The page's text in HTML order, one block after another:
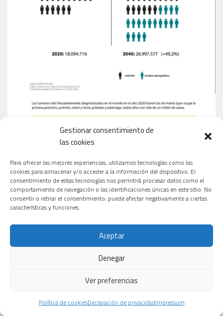
Gestionar consentimiento de
las cookies
Para ofrecer las mejores experiencias, utilizamos tecnologías como las
cookies para almacenar y/o acceder a la información del dispositivo. El
consentimiento de estas tecnologías nos permitirá procesar datos como el
comportamiento de navegación o las identificaciones únicas en este sitio. No
consentir o retirar el consentimiento, puede afectar negativamente a ciertas
características y funciones.
Aceptar
Denegar
Ver preferencias
Política de cookiesDeclaración de privacidadImpressum